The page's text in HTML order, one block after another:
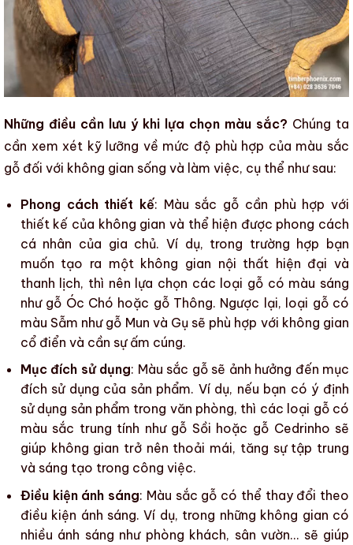
Những điều cần lưu ý khi lựa chọn màu sắc? Chúng ta
cần xem xét kỹ lưỡng về mức độ phù hợp của màu sắc
gỗ đối với không gian sống và làm việc, cụ thể như sau:
Phong cách thiết kế: Màu sắc gỗ cần phù hợp với
thiết kế của không gian và thể hiện được phong cách
cá nhân của gia chủ. Ví dụ, trong trường hợp bạn
muốn tạo ra một không gian nội thất hiện đại và
thanh lịch, thì nên lựa chọn các loại gỗ có màu sáng
nhưgỗ Óc Chó hoặc gỗ Thông. Ngược lại, loại gỗ có
màu Sẫm nhưgỗ Mun và Gụsẽ phù hợp với không gian
cổ điển và cần sự ấm cúng.
Mục đích sử dụng: Màu sắc gỗsẽ ảnh hưởng đến mục
đích sử dụng của sản phẩm. Ví dụ, nếu bạn có ý định
sử dụng sản phẩm trong văn phòng, thì các loại gỗcó
màu sắc trung tính như gỗ Sồi hoặc gỗ Cedrinho sẽ
giúp không gian trở nên thoải mái, tăng sự tập trung
và sáng tạo trong công việc.
Điều kiện ánh sáng: Màu sắc gỗ có thể thay đổi theo
điều kiện ánh sáng. Ví dụ, trong những không gian có
nhiều ánh sáng như phòng khách, sân vườn… sẽ giúp